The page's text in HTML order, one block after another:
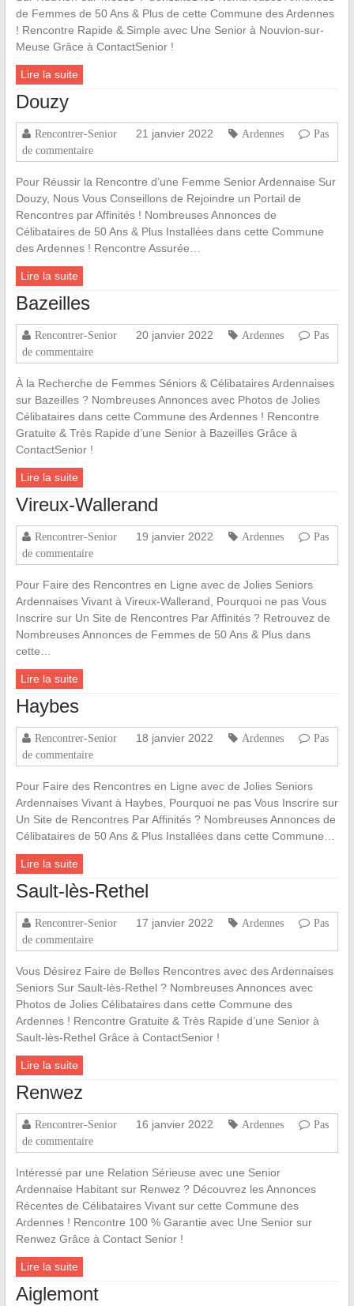
de Femmes de 50 Ans & Plus de cette Commune des Ardennes
! Rencontre Rapide & Simple avec Une Senior à Nouvion-sur-
Meuse Grâce à ContactSenior !
Lire la suite
Douzy
Rencontrer-Senior 21 janvier 2022 Ardennes
Pas
de commentaire
Pour Réussir la Rencontre d’une Femme Senior Ardennaise Sur
Douzy, Nous Vous Conseillons de Rejoindre un Portail de
Rencontres par Affinités ! Nombreuses Annonces de
Célibataires de 50 Ans & Plus Installées dans cette Commune
des Ardennes ! Rencontre Assurée…
Lire la suite
Bazeilles
Rencontrer-Senior 20 janvier 2022 Ardennes
Pas
de commentaire
À la Recherche de Femmes Séniors & Célibataires Ardennaises
sur Bazeilles ? Nombreuses Annonces avec Photos de Jolies
Célibataires dans cette Commune des Ardennes ! Rencontre
Gratuite & Très Rapide d’une Senior à Bazeilles Grâce à
ContactSenior !
Lire la suite
Vireux-Wallerand
Rencontrer-Senior 19 janvier 2022 Ardennes
Pas
de commentaire
Pour Faire des Rencontres en Ligne avec de Jolies Seniors
Ardennaises Vivant à Vireux-Wallerand, Pourquoi ne pas Vous
Inscrire sur Un Site de Rencontres Par Affinités ? Retrouvez de
Nombreuses Annonces de Femmes de 50 Ans & Plus dans
cette…
Lire la suite
Haybes
Rencontrer-Senior 18 janvier 2022 Ardennes
Pas
de commentaire
Pour Faire des Rencontres en Ligne avec de Jolies Seniors
Ardennaises Vivant à Haybes, Pourquoi ne pas Vous Inscrire sur
Un Site de Rencontres Par Affinités ? Nombreuses Annonces de
Célibataires de 50 Ans & Plus Installées dans cette Commune…
Lire la suite
Sault-lès-Rethel
Rencontrer-Senior 17 janvier 2022 Ardennes
Pas
de commentaire
Vous Désirez Faire de Belles Rencontres avec des Ardennaises
Seniors Sur Sault-lès-Rethel ? Nombreuses Annonces avec
Photos de Jolies Célibataires dans cette Commune des
Ardennes ! Rencontre Gratuite & Très Rapide d’une Senior à
Sault-lès-Rethel Grâce à ContactSenior !
Lire la suite
Renwez
Rencontrer-Senior 16 janvier 2022 Ardennes
Pas
de commentaire
Intéressé par une Relation Sérieuse avec une Senior
Ardennaise Habitant sur Renwez ? Découvrez les Annonces
Récentes de Célibataires Vivant sur cette Commune des
Ardennes ! Rencontre 100 % Garantie avec Une Senior sur
Renwez Grâce à Contact Senior !
Lire la suite
Aiglemont